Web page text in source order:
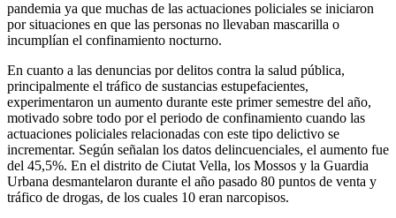
pandemia ya que muchas de las actuaciones policiales se iniciaron
por situaciones en que las personas no llevaban mascarilla o
incumplían el confinamiento nocturno.
En cuanto a las denuncias por delitos contra la salud pública,
principalmente el tráfico de sustancias estupefacientes,
experimentaron un aumento durante este primer semestre del año,
motivado sobre todo por el periodo de confinamiento cuando las
actuaciones policiales relacionadas con este tipo delictivo se
incrementar. Según señalan los datos delincuenciales, el aumento fue
del 45,5%. En el distrito de Ciutat Vella, los Mossos y la Guardia
Urbana desmantelaron durante el año pasado 80 puntos de venta y
tráfico de drogas, de los cuales 10 eran narcopisos.